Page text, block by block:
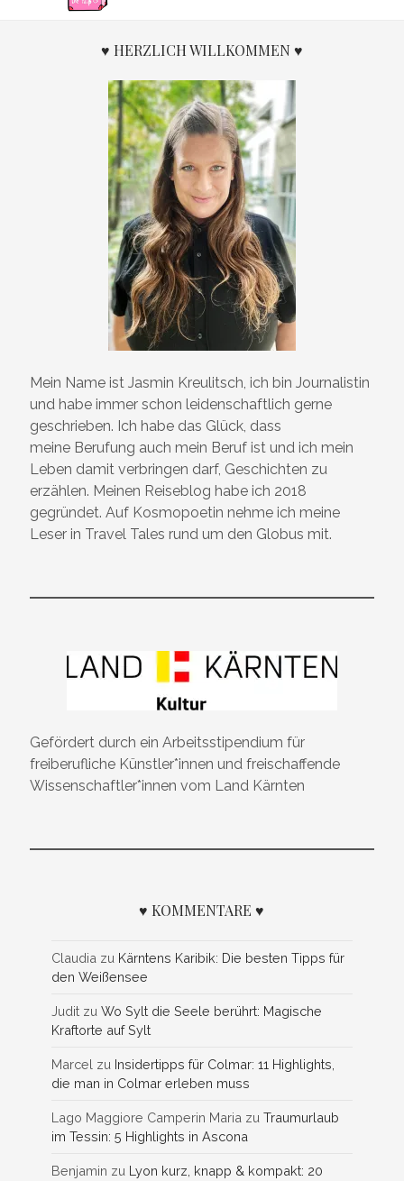
♥ HERZLICH WILLKOMMEN ♥
Mein Name ist Jasmin Kreulitsch, ich bin Journalistin
und habe immer schon leidenschaftlich gerne
geschrieben. Ich habe das Glück, dass
meine Berufung auch mein Beruf ist und ich mein
Leben damit verbringen darf, Geschichten zu
erzählen. Meinen Reiseblog habe ich 2018
gegründet. Auf Kosmopoetin nehme ich meine
Leser in Travel Tales rund um den Globus mit.
Gefördert durch ein Arbeitsstipendium für
freiberufliche Künstler*innen und freischaffende
Wissenschaftler*innen vom Land Kärnten
♥ KOMMENTARE ♥
Claudia zu Kärntens Karibik: Die besten Tipps für
den Weißensee
Judit zuWo Sylt die Seele berührt: Magische
Kraftorte auf Sylt
Marcel zu Insidertipps für Colmar: 11 Highlights,
die man in Colmar erleben muss
Lago Maggiore Camperin Maria zuTraumurlaub
im Tessin: 5 Highlights in Ascona
Benjamin zu Lyon kurz, knapp & kompakt: 20